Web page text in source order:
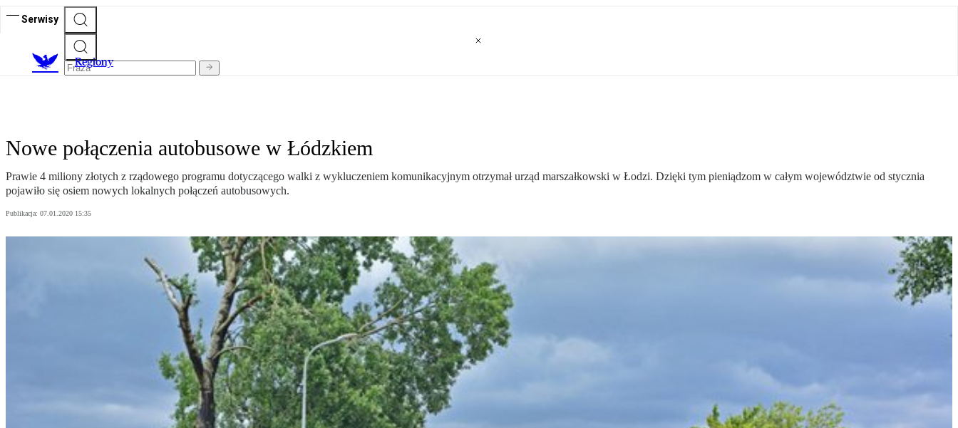
Serwisy
Regiony
Nowe połączenia autobusowe w Łódzkiem
Prawie 4 miliony złotych z rządowego programu dotyczącego walki z wykluczeniem komunikacyjnym otrzymał urząd marszałkowski w Łodzi. Dzięki tym pieniądzom w całym województwie od stycznia
pojawiło się osiem nowych lokalnych połączeń autobusowych.
Publikacja: 07.01.2020 15:35